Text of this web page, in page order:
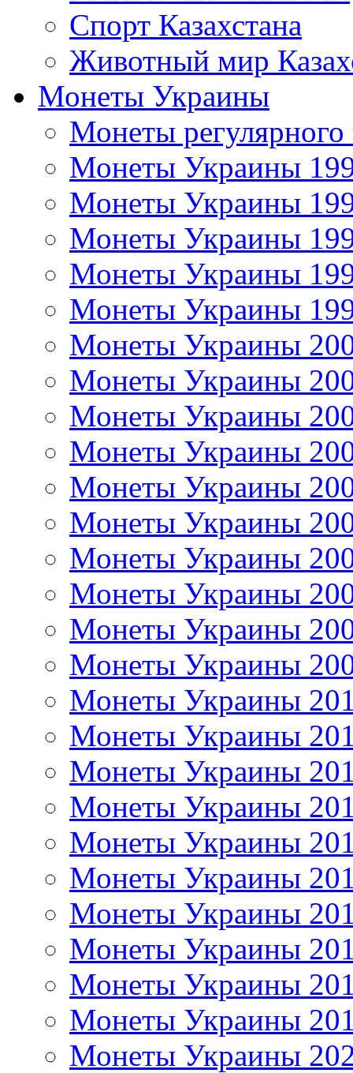
Спорт Казахстана
Животный мир
Монеты Украины
Монеты регулярного
Монеты Украины
Монеты Украины
Монеты Украины
Монеты Украины
Монеты Украины
Монеты Украины
Монеты Украины
Монеты Украины
Монеты Украины
Монеты Украины
Монеты Украины
Монеты Украины
Монеты Украины
Монеты Украины
Монеты Украины
Монеты Украины
Монеты Украины
Монеты Украины
Монеты Украины
Монеты Украины
Монеты Украины
Монеты Украины
Монеты Украины
Монеты Украины
Монеты Украины
Монеты Украины